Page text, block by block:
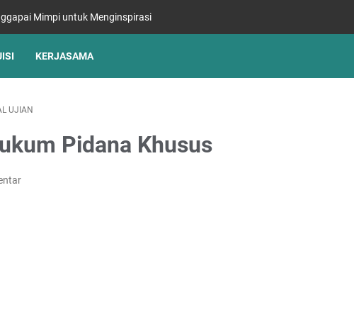
Mimpi untuk Menginspirasi
KERJASAMA
UJIAN
Pidana Khusus